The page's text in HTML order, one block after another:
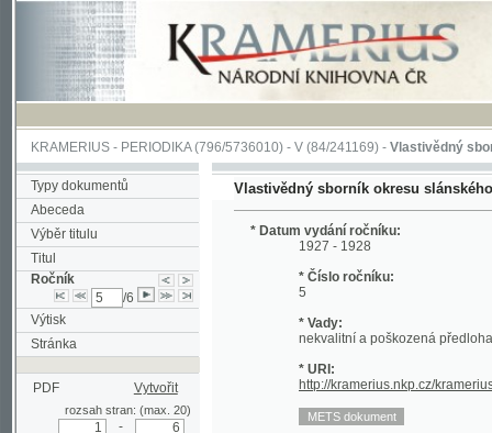
KRAMERIUS-PERIODIKA(796/5736010) -V(84/241169) -Vlastivědný sborník
Typy dokumentů
Abeceda
Výběr titulu
Titul
Ročník
/6
Výtisk
Stránka
PDF
rozsah stran: (max. 20)
Vlastivědný sborník okresu slánského a
* Datum vydání ročníku:
1927 - 1928
* Číslo ročníku:
* Vady:
* URI:
http://kramerius.nkp.cz/kramerius/
Datum vydání výtisku:září 1927